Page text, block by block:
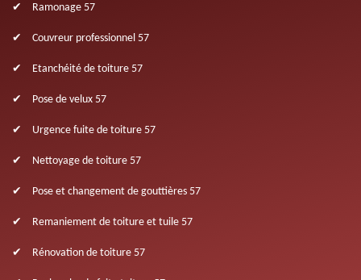
Ramonage 57
Couvreur professionnel 57
Etanchéité de toiture 57
Pose de velux 57
Urgence fuite de toiture 57
Nettoyage de toiture 57
Pose et changement de gouttières 57
Remaniement de toiture et tuile 57
Rénovation de toiture 57